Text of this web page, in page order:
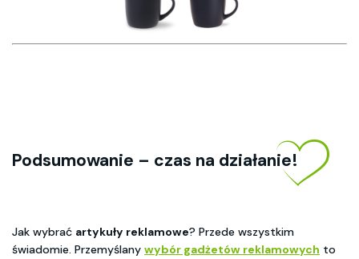
Podsumowanie – czas na działanie!
Jak wybrać artykuły reklamowe? Przede wszystkim
świadomie. Przemyślany wybór gadżetów reklamowych to